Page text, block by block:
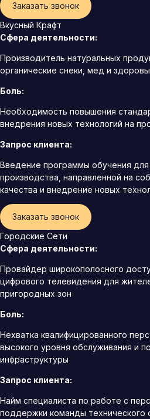
Заказать звонок
Вкусный Крафт
Сфера деятельности:
Производитель натуральных
органические снеки, мед и
Боль:
Необходимость повышения
внедрения новых технологий на
Запрос клиента:
Введение программы обучения для
производства, направленной на
качества и внедрение новых
Заказать звонок
Городские Сети
Сфера деятельности:
Провайдер широкополосного
цифрового телевидения для
пригородных зон
Боль:
Нехватка квалифицированного
высокого уровня обслуживания и
инфраструктуры
Запрос клиента:
Найм специалиста по работе с
поддержки команды технического